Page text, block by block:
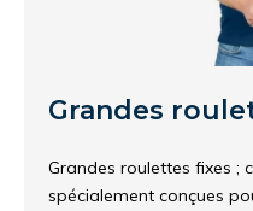
Grandes
Grandes roulettes fixes ;
spécialement conçues